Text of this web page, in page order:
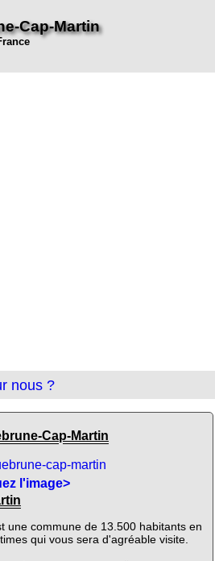
Cap-Martin
nous ?
Cap-Martin
l'image>
une commune de 13.500 habitants en
qui vous sera d'agréable visite.